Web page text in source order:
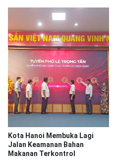
Kota Hanoi Membuka Lagi
Jalan Keamanan Bahan
Makanan Terkontrol